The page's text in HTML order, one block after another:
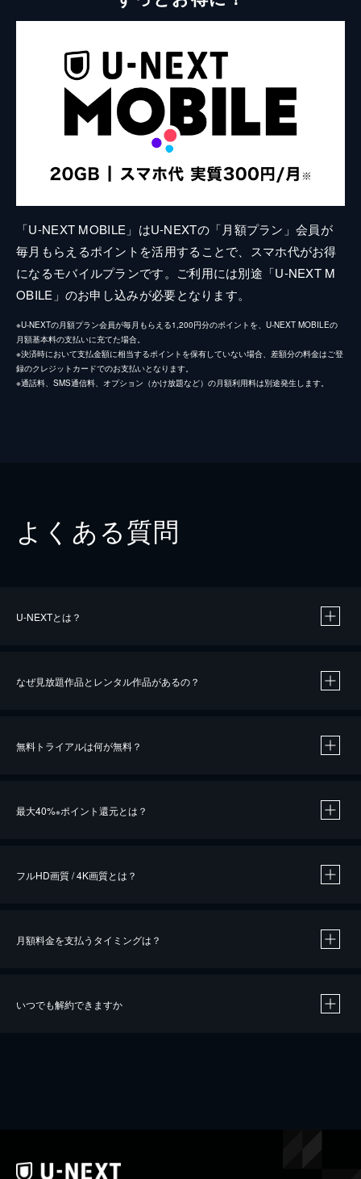
「U-NEXT MOBILE」はU-NEXTの「月額プラン」会員が
毎月もらえるポイントを活用することで、スマホ代がお得
になるモバイルプランです。ご利用には別途「U-NEXT M
OBILE」のお申し込みが必要となります。
※U-NEXTの月額プラン会員が毎月もらえる1,200円分のポイントを、U-NEXT MOBILEの
月額基本料の支払いに充てた場合。
※決済時において支払金額に相当するポイントを保有していない場合、差額分の料金はご登
録のクレジットカードでのお支払いとなります。
※通話料、SMS通信料、オプション（かけ放題など）の月額利用料は別途発生します。
よくある質問
U-NEXTとは？
なぜ見放題作品とレンタル作品があるの？
無料トライアルは何が無料？
最大40%※ポイント還元とは？
※40％ポイント還元の対象は、クレジットカード決済による作品の購入 / レンタルです。
フルHD画質 / 4K画質とは？
月額料金を支払うタイミングは？
いつでも解約できますか